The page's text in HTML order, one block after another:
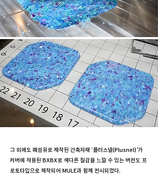
그 외에도 폐섬유로 제작된 건축자재 ‘플러스넬(Plusnel)’가
커버에 적용된 BXBX로 색다른 질감을 느낄 수 있는 버전도 프
로토타입으로 제작되어 MULE과 함께 전시되었다.